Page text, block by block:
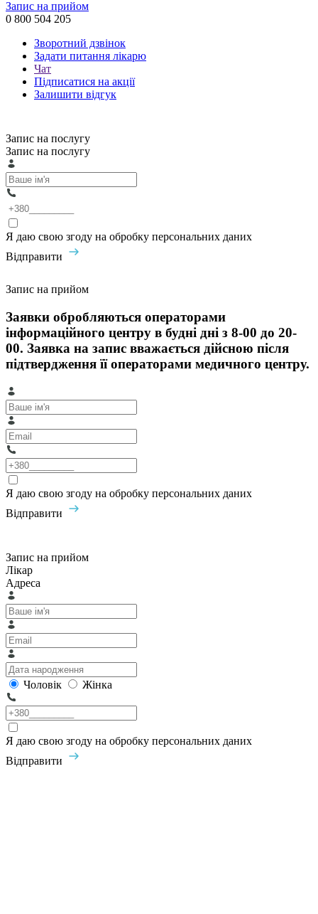
Запис на прийом
0 800 504 205
Зворотний дзвінок
Задати питання лікарю
Чат
Підписатися на акції
Залишити відгук
Запис на послугу
Запис на послугу
Я даю свою згоду на обробку персональних даних
Відправити
Запис на прийом
Заявки обробляються операторами
інформаційного центру в будні дні з 8-00 до 20-
00. Заявка на запис вважається дійсною після
підтвердження її операторами медичного центру.
Я даю свою згоду на обробку персональних даних
Відправити
Запис на прийом
Лікар
Адреса
Чоловік Жінка
Я даю свою згоду на обробку персональних даних
Відправити